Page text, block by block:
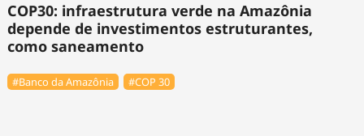
COP30: infraestrutura verde na Amazônia
depende de investimentos estruturantes,
como saneamento
#Banco da Amazônia #COP 30